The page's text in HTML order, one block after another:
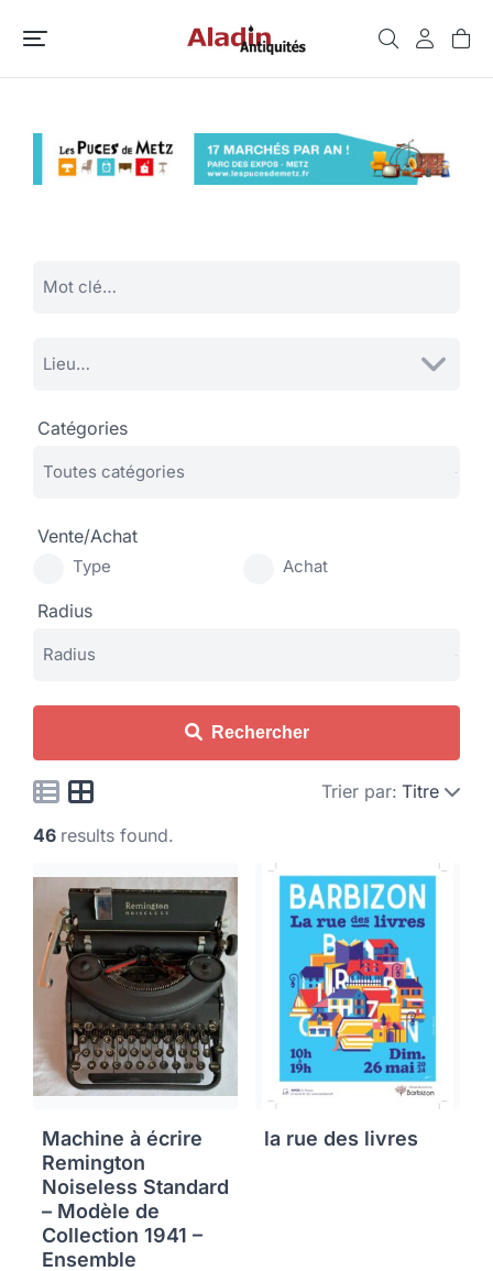
Catégories
Vente/Achat
Type Achat
Radius
Rechercher
Trier par: Titre
46 results found.
Machine à écrire
Remington
Noiseless Standard
– Modèle de
Collection 1941 –
Ensemble
la rue des livres